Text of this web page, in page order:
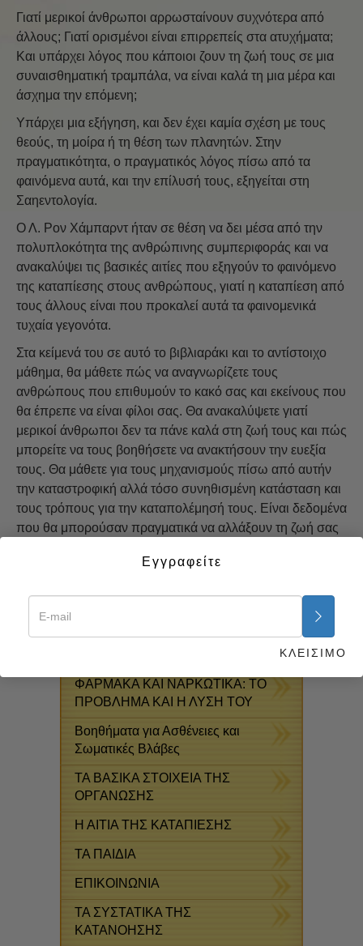
Γιατί μερικοί άνθρωποι αρρωσταίνουν συχνότερα από
άλλους; Γιατί ορισμένοι είναι επιρρεπείς στα ατυχήματα;
Και υπάρχει λόγος που κάποιοι ζουν τη ζωή τους σε μια
συναισθηματική τραμπάλα, να είναι καλά τη μια μέρα και
άσχημα την επόμενη;
Υπάρχει μια εξήγηση, και δεν έχει καμία σχέση με τους
θεούς, τη μοίρα ή τη θέση των πλανητών. Στην
πραγματικότητα, ο πραγματικός λόγος πίσω από τα
φαινόμενα αυτά, και την επίλυσή τους, εξηγείται στη
Σαηεντολογία.
Ο Λ. Ρον Χάμπαρντ ήταν σε θέση να δει μέσα από την
πολυπλοκότητα της ανθρώπινης συμπεριφοράς και να
ανακαλύψει τις βασικές αιτίες που εξηγούν το φαινόμενο
της καταπίεσης στους ανθρώπους, γιατί η καταπίεση από
τους άλλους είναι που προκαλεί αυτά τα φαινομενικά
τυχαία γεγονότα.
Στα κείμενά του σε αυτό το βιβλιαράκι και το αντίστοιχο
μάθημα, θα μάθετε πώς να αναγνωρίζετε τους
ανθρώπους που επιθυμούν το κακό σας και εκείνους που
θα έπρεπε να είναι φίλοι σας. Θα ανακαλύψετε γιατί
μερικοί άνθρωποι δεν τα πάνε καλά στη ζωή τους και πώς
μπορείτε να τους βοηθήσετε να ανακτήσουν την ευεξία
τους. Θα μάθετε για τους μηχανισμούς πίσω από αυτήν
την καταστροφική αλλά τόσο συνηθισμένη κατάσταση και
τους τρόπους για την καταπολέμησή τους. Είναι δεδομένα
που θα μπορούσαν πραγματικά να αλλάξουν τη ζωή σας
Ξεκινήστε τώρα >>
ΔΩΡΕΆΝ ONLINE
ΦΑΡΜΑΚΑ ΚΑΙ ΝΑΡΚΩΤΙΚΑ: ΤΟ
ΠΡΟΒΛΗΜΑ ΚΑΙ Η ΛΥΣΗ ΤΟΥ
Βοηθήματα για Ασθένειες και
Σωματικές Βλάβες
ΤΑ ΒΑΣΙΚΑ ΣΤΟΙΧΕΙΑ ΤΗΣ
ΟΡΓΑΝΩΣΗΣ
Η ΑΙΤΙΑ ΤΗΣ ΚΑΤΑΠΙΕΣΗΣ
ΤΑ ΠΑΙΔΙΑ
ΕΠΙΚΟΙΝΩΝΙΑ
ΤΑ ΣΥΣΤΑΤΙΚΑ ΤΗΣ
ΚΑΤΑΝΟΗΣΗΣ
Εγγραφείτε
ΚΛΕΙΣΙΜΟ